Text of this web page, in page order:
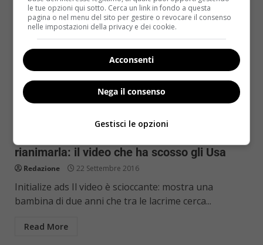
Notizie
rianimarla: il video che ha scosso gli Usa
Redazione 22 Settembre 2016
Initialize ads Il video è scioccante: mostra una
bambina di due anni che tra le lacrime cerca...
Read More
le tue opzioni qui sotto. Cerca un link in fondo a questa
pagina o nel menu del sito per gestire o revocare il consenso
nelle impostazioni della privacy e dei cookie.
Acconsenti
Nega il consenso
Gestisci le opzioni